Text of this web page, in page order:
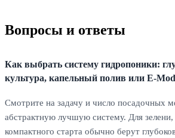
Вопросы и ответы
Как выбрать систему гидропоники:
культура, капельный полив или E-
Смотрите на задачу и число посадочных
абстрактную лучшую систему. Для
компактного старта обычно берут